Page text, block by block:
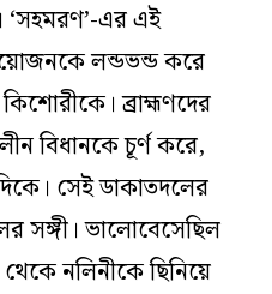
‘সহমরণ’-এর এই
লন্ডভন্ড করে
ব্রাহ্মণদের
বিধানকে চূর্ণ করে,
সেই ডাকাতদলের
সঙ্গী। ভালোবেসেছিল
নলিনীকে ছিনিয়ে